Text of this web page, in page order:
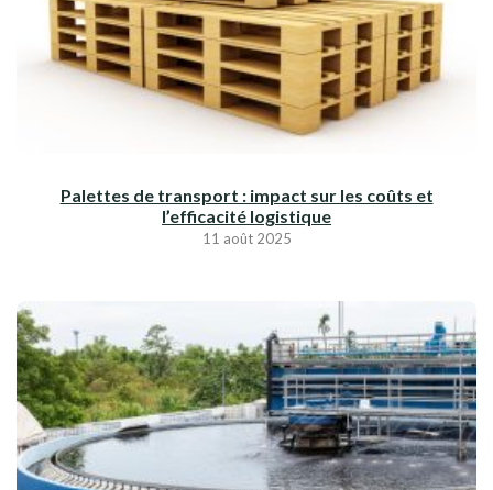
Palettes de transport : impact sur les coûts et
l’efficacité logistique
11 août 2025